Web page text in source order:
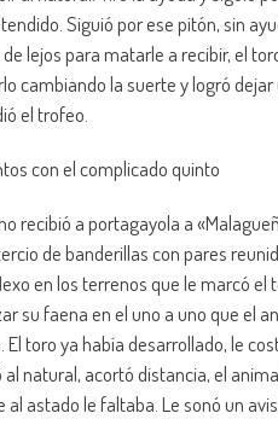
Siguió por ese pitón, sin
lejos para matarle a recibir, el
cambiando la suerte y logró
el trofeo.
con el complicado quinto
recibió a portagayola a
de banderillas con pares
en los terrenos que le marcó
su faena en el uno a uno que el
toro ya había desarrollado, le
natural, acortó distancia, el
al astado le faltaba. Le sonó un